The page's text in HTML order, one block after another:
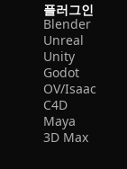
플러그인
Blender
Unreal
Unity
Godot
OV/Isaac
C4D
Maya
3D Max